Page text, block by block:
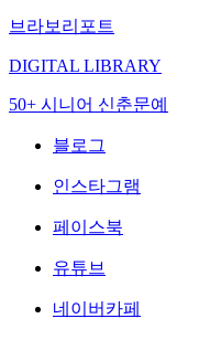
브라보리포트
DIGITAL LIBRARY
50+ 시니어 신춘문예
블로그
인스타그램
페이스북
유튜브
네이버카페